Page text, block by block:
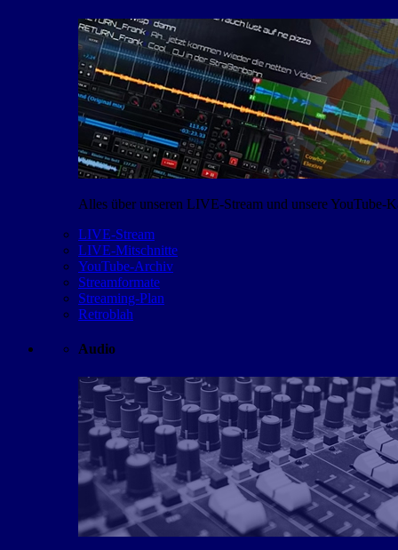
Alles über unseren LIVE-Stream und unsere YouTube-
LIVE-Stream
LIVE-Mitschnitte
YouTube-Archiv
Streamformate
Streaming-Plan
Retroblah
Audio